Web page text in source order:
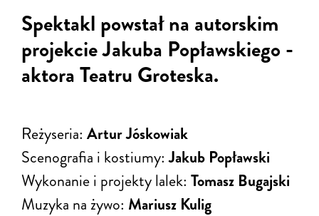
Spektakl powstał na autorskim
projekcie Jakuba Popławskiego -
aktora Teatru Groteska.
Reżyseria: Artur Jóskowiak
Scenografia i kostiumy:Jakub Popławski
Wykonanie i projekty lalek: Tomasz Bugajski
Muzyka na żywo: Mariusz Kulig